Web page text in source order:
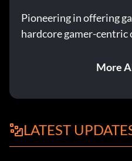
Pioneering in offering
hardcore gamer-centric
More
LATEST